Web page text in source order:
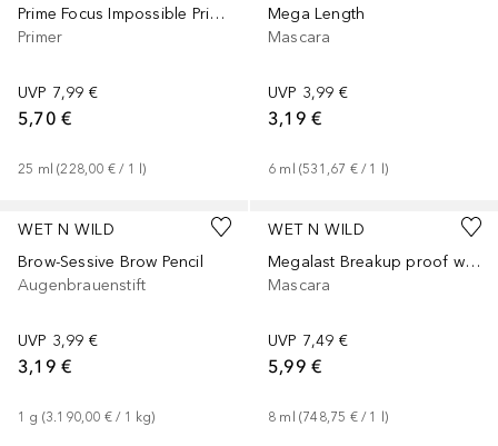
Prime Focus Impossible Primer
Primer
UVP 7,99 €
5,70 €
25 ml (228,00 € / 1 l)
Mega Length
Mascara
UVP 3,99 €
3,19 €
6 ml (531,67 € / 1 l)
WET N WILD
Brow-Sessive Brow Pencil
Augenbrauenstift
UVP 3,99 €
3,19 €
1 g (3.190,00 € / 1 kg)
WET N WILD
Megalast Breakup proof waterproof boosting mascara
Mascara
UVP 7,49 €
5,99 €
8 ml (748,75 € / 1 l)